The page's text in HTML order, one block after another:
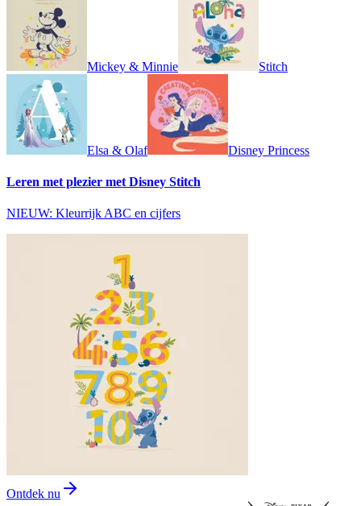
Mickey & Minnie Stitch
Elsa & Olaf Disney Princess
Leren met plezier met Disney Stitch
NIEUW: Kleurrijk ABC en cijfers
Ontdek nu